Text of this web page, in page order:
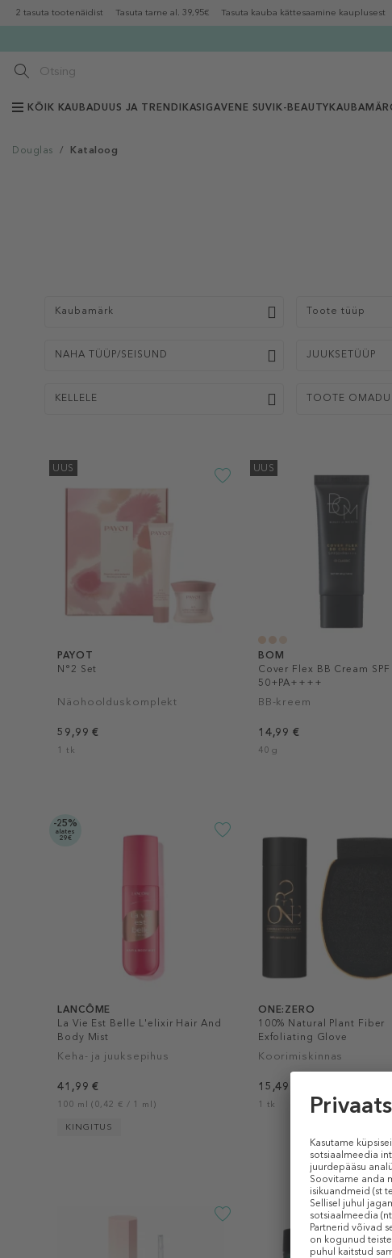
2 tasuta tootenäidist Tasuta tarne al. 39,95€ Tasuta kauba kättesaamine kauplusest
KÕIK KAUBADUUS JA TRENDIKAS IGAVENE SUVI K-BEAUTY
Douglas / Kataloog
Kaubamärk Toote tüüp
NAHA TÜÜP/SEISUND JUUKSETÜÜP
KELLELE TOOTE
UUS
PAYOT
N°2 Set
Näohoolduskomplekt
59,99 €
1 tk
UUS
BOM
Cover Flex BB Cream SPF
50+PA++++
BB-kreem
14,99 €
40 g
-25%
alates
29€
LANCÔME
La Vie Est Belle L'elixir Hair And
Body Mist
Keha- ja juuksepihus
41,99 €
100 ml (0,42 € / 1 ml)
KINGITUS
ONE:ZERO
100% Natural Plant Fiber
Exfoliating Glove
Koorimiskinnas
15,49 €
1 tk